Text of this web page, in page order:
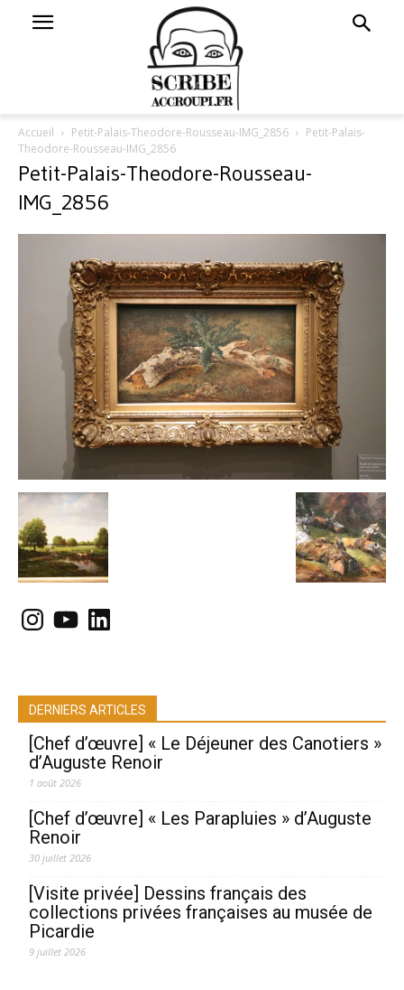
Accueil Petit-Palais-Theodore-Rousseau-IMG_2856
Petit-Palais-
Theodore-Rousseau-IMG_2856
Petit-Palais-Theodore-Rousseau-
IMG_2856
Instagram
YouTubeLinkedIn
DERNIERS ARTICLES
[Chef d’œuvre] « Le Déjeuner des Canotiers »
d’Auguste Renoir
1 août 2026
[Chef d’œuvre] « Les Parapluies » d’Auguste
Renoir
30 juillet 2026
[Visite privée] Dessins français des
collections privées françaises au musée de
Picardie
9 juillet 2026